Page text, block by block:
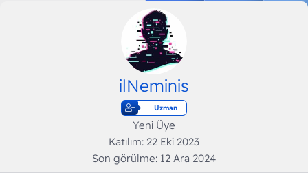
ilNeminis
Uzman
Yeni Üye
Katılım 22 Eki 2023
Son görülme 12 Ara 2024